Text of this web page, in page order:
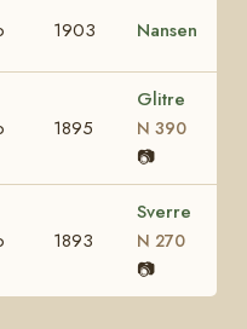
1903 Nansen
1895
Glitre
N 390
📷
1893
Sverre
N 270
📷